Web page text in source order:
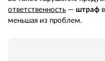
ответственность — штраф
меньшая из проблем.